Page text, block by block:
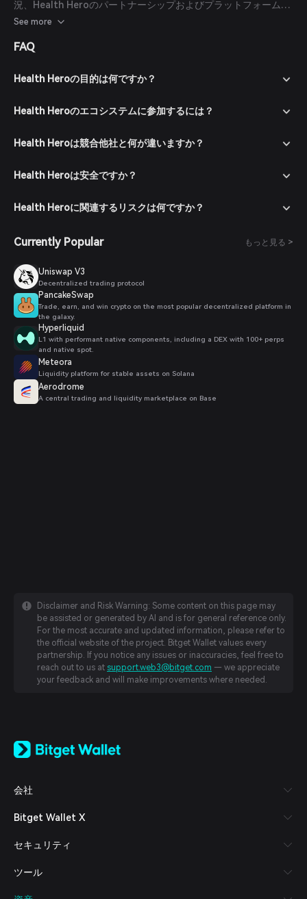
況、Health Heroのパートナーシップおよびプラットフォームの
成功が挙げられます。投資家は徹底的な調査を行い、信頼できる
See more
FAQ
Health Heroの目的は何ですか？
Health Heroのエコシステムに参加するには？
Health Heroは競合他社と何が違いますか？
Health Heroは安全ですか？
Health Heroに関連するリスクは何ですか？
Currently Popular もっと見る >
Uniswap V3
Decentralized trading protocol
PancakeSwap
Trade, earn, and win crypto on the most popular decentralized platform in
the galaxy.
Hyperliquid
L1 with performant native components, including a DEX with 100+ perps
and native spot.
Meteora
Liquidity platform for stable assets on Solana
Aerodrome
A central trading and liquidity marketplace on Base
Disclaimer and Risk Warning: Some content on this page may
be assisted or generated by AI and is for general reference only.
For the most accurate and updated information, please refer to
the official website of the project. Bitget Wallet values every
partnership. If you notice any issues or inaccuracies, feel free to
reach out to us at support.web3@bitget.com — we appreciate
your feedback and will make improvements where needed.
日本語
Español (Latinoamérica)
Italiano
Deutsch
繁體中文
会社
Bitget Wallet X
セキュリティ
ツール